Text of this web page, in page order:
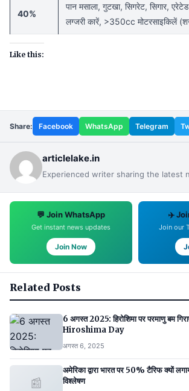
40%
पान मसाला, गुटखा, सिगरेट, सिगार,
लग्जरी कारें, >350cc मोटरसाइकिलें
Like this:
Share: Facebook WhatsApp Telegram
articlelake.in
Experienced writer sharing the latest
💬 Join WhatsApp
Get instant news updates
Join Now
✈️
Join our
Related Posts
6 अगस्त 2025: हिरोशिमा पर परमाणु बम
Hiroshima Day
अगस्त 6, 2025
📰
अमेरिका द्वारा भारत पर 50% टैरिफ क्यों
विश्लेषण